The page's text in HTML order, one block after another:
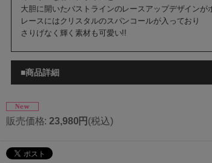
大胆に開いたバストラインのレースアップデザイン
レースにはクリスタルのスパンコールが入っており
さりげなく輝く素材も可愛い!!
■商品詳細
販売価格: 23,980円 (税込)